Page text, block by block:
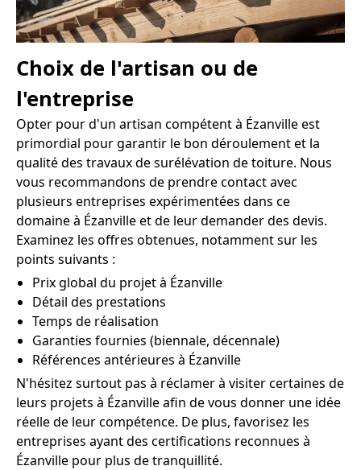
Choix de l'artisan ou de
l'entreprise
Opter pour d'un artisan compétent à Ézanville est
primordial pour garantir le bon déroulement et la
qualité des travaux de surélévation de toiture. Nous
vous recommandons de prendre contact avec
plusieurs entreprises expérimentées dans ce
domaine à Ézanville et de leur demander des devis.
Examinez les offres obtenues, notamment sur les
points suivants :
Prix global du projet à Ézanville
Détail des prestations
Temps de réalisation
Garanties fournies (biennale, décennale)
Références antérieures à Ézanville
N'hésitez surtout pas à réclamer à visiter certaines de
leurs projets à Ézanville afin de vous donner une idée
réelle de leur compétence. De plus, favorisez les
entreprises ayant des certifications reconnues à
Ézanville pour plus de tranquillité.